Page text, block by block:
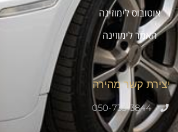
אוטובוס לימוזינה
האמר לימוזינה
.
יצירת קשר מהירה
050-733-3844